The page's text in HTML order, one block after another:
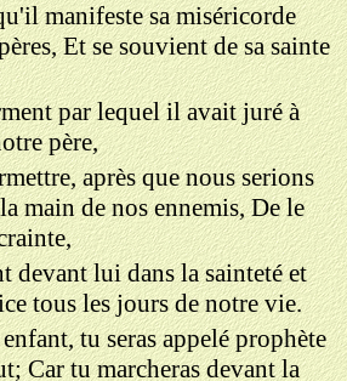
manifeste sa miséricorde
Et se souvient de sa sainte
par lequel il avait juré à
père,
après que nous serions
main de nos ennemis, De le
devant lui dans la sainteté et
tous les jours de notre vie.
tu seras appelé prophète
Car tu marcheras devant la